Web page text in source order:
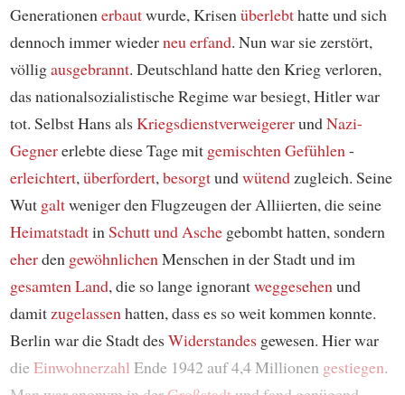
Generationenerbautwurde, Krisenüberlebthatte und sich
dennoch immer wiederneu erfand. Nun war sie zerstört,
völligausgebrannt. Deutschland hatte den Krieg verloren,
das nationalsozialistische Regime war besiegt, Hitler war
tot. Selbst Hans alsKriegsdienstverweigererundNazi-
Gegnererlebte diese Tage mit gemischten Gefühlen-
erleichtert,überfordert,besorgtundwütendzugleich. Seine
Wut galtweniger den Flugzeugen der Alliierten, die seine
HeimatstadtinSchutt und Aschegebombt hatten, sondern
eherden gewöhnlichenMenschen in der Stadt und im
gesamten Land, die so lange ignorantweggesehenund
damitzugelassenhatten, dass es so weit kommen konnte.
Berlin war die Stadt desWiderstandesgewesen. Hier war
dieEinwohnerzahl Ende 1942 auf 4,4 Millionen gestiegen.